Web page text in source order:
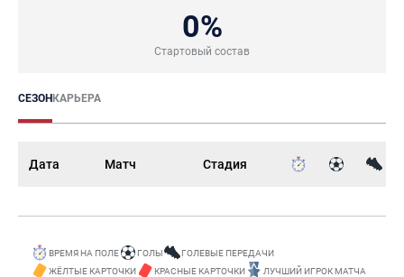
0%
Стартовый состав
СЕЗОНКАРЬЕРА
Дата Матч Стадия
ВРЕМЯ НА ПОЛЕ ГОЛЫ
ГОЛЕВЫЕ ПЕРЕДАЧИ
ЖЁЛТЫЕ КАРТОЧКИ
КРАСНЫЕ КАРТОЧКИ ЛУЧШИЙ ИГРОК МАТЧА